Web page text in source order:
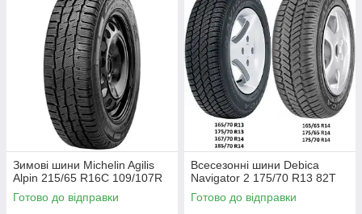
Зимові шини Michelin Agilis
Alpin 215/65 R16C 109/107R
Готово до відправки
Всесезонні шини Debica
Navigator 2 175/70 R13 82T
Готово до відправки